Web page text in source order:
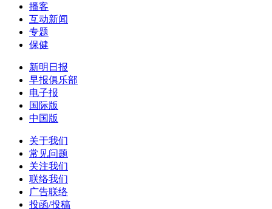
播客
互动新闻
专题
保健
新明日报
早报俱乐部
电子报
国际版
中国版
关于我们
常见问题
关注我们
联络我们
广告联络
投函/投稿